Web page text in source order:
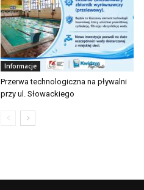
Informacje
Przerwa technologiczna na pływalni
przy ul. Słowackiego